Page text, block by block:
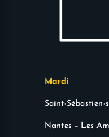
Mardi
Saint-
Nantes – Les